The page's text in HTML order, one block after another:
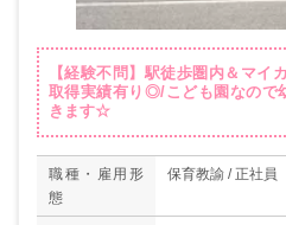
【経験不問】駅徒歩圏内＆マイ
取得実績有り◎/こども園なので
きます☆
職種・雇用形
態
保育教諭 / 正社員